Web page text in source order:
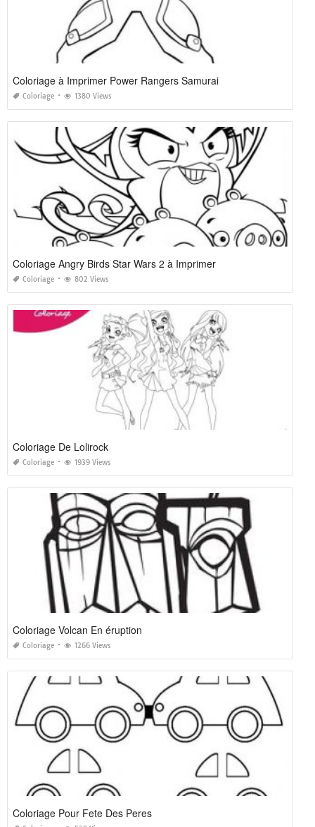
Coloriage à Imprimer Power Rangers Samurai
Coloriage 1380 Views
Coloriage Angry Birds Star Wars 2 à Imprimer
Coloriage 802 Views
Coloriage De Lolirock
Coloriage 1939 Views
Coloriage Volcan En éruption
Coloriage 1266 Views
Coloriage Pour Fete Des Peres